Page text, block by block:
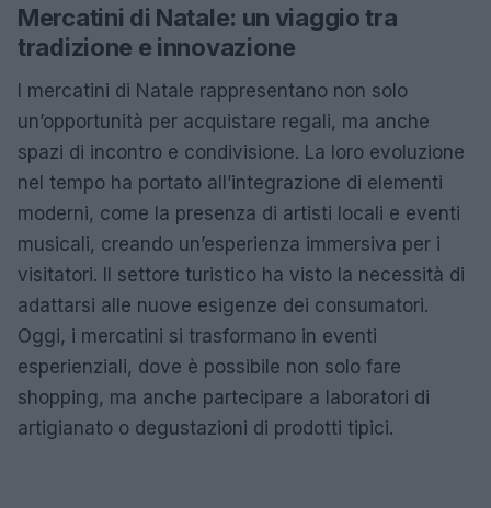
Mercatini di Natale: un viaggio tra
tradizione e innovazione
I mercatini di Natale rappresentano non solo
un’opportunità per acquistare regali, ma anche
spazi di incontro e condivisione. La loro evoluzione
nel tempo ha portato all’integrazione di elementi
moderni, come la presenza di artisti locali e eventi
musicali, creando un’esperienza immersiva per i
visitatori. Il settore turistico ha visto la necessità di
adattarsi alle nuove esigenze dei consumatori.
Oggi, i mercatini si trasformano in eventi
esperienziali, dove è possibile non solo fare
shopping, ma anche partecipare a laboratori di
artigianato o degustazioni di prodotti tipici.